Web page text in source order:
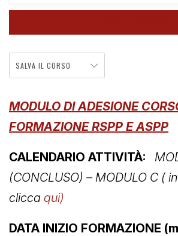
SALVA IL CORSO
MODULO DI ADESIONE
FORMAZIONE RSPP E ASPP
CALENDARIO ATTIVITÀ:
(CONCLUSO) – MODULO C (
clicca qui)
DATA INIZIO FORMAZIONE